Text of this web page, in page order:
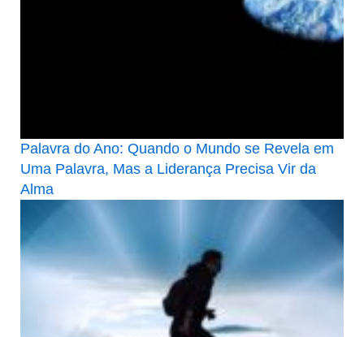
Palavra do Ano: Quando o Mundo se Revela em
Uma Palavra, Mas a Liderança Precisa Vir da
Alma